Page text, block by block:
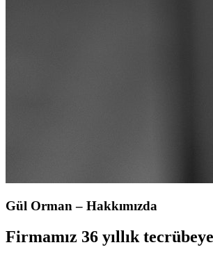
Gül Orman – Hakkımızda
Firmamız 36 yıllık